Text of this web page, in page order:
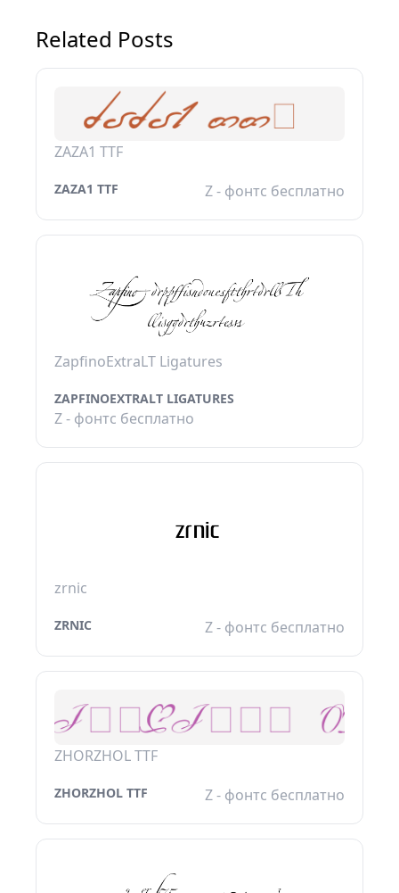
Related Posts
ZAZA1 TTF
ZAZA1 TTF Z - фонтс бесплатно
ZapfinoExtraLT Ligatures
ZAPFINOEXTRALT LIGATURES
Z - фонтс бесплатно
zrnic
ZRNIC Z - фонтс бесплатно
ZHORZHOL TTF
ZHORZHOL TTF Z - фонтс бесплатно